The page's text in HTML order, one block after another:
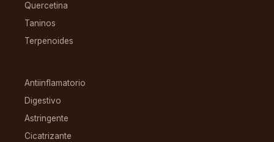
Quercetina
Taninos
Terpenoides
Antiinflamatorio
Digestivo
Astringente
Cicatrizante